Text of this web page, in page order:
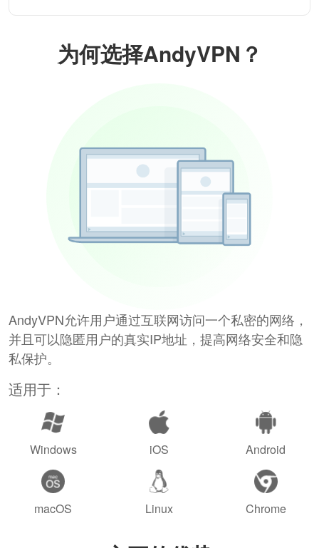
为何选择AndyVPN？
AndyVPN允许用户通过互联网访问一个私密的网络，
并且可以隐匿用户的真实IP地址，提高网络安全和隐
私保护。
适用于：
Windows iOS Android
macOS Linux Chrome